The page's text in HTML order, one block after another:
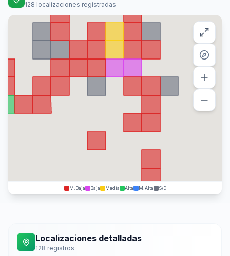
128 localizaciones registradas
M.Baja Baja Media Alta M.Alta S/D
Localizaciones detalladas
128 registros